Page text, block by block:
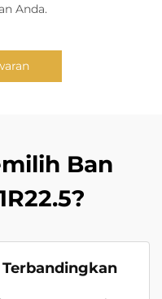
Anda.
Ban